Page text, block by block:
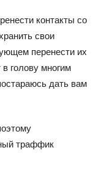
контакты со
свои
перенести их
голову многим
дать вам
траффик